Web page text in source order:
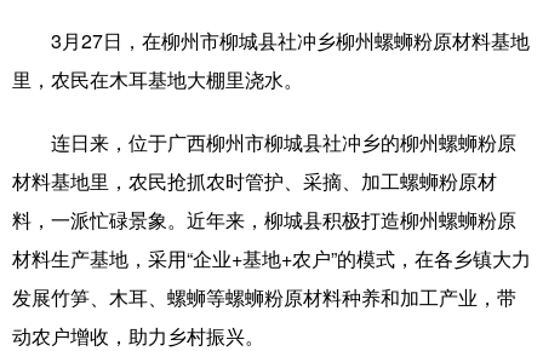
彩票 娱乐
文化产业
地方频道
天津
3月27日，在柳州市柳城县社冲乡柳州螺蛳粉原材料基地
里，农民在木耳基地大棚里浇水。
连日来，位于广西柳州市柳城县社冲乡的柳州螺蛳粉原
材料基地里，农民抢抓农时管护、采摘、加工螺蛳粉原材
料，一派忙碌景象。近年来，柳城县积极打造柳州螺蛳粉原
材料生产基地，采用“企业+基地+农户”的模式，在各乡镇大力
发展竹笋、木耳、螺蛳等螺蛳粉原材料种养和加工产业，带
动农户增收，助力乡村振兴。